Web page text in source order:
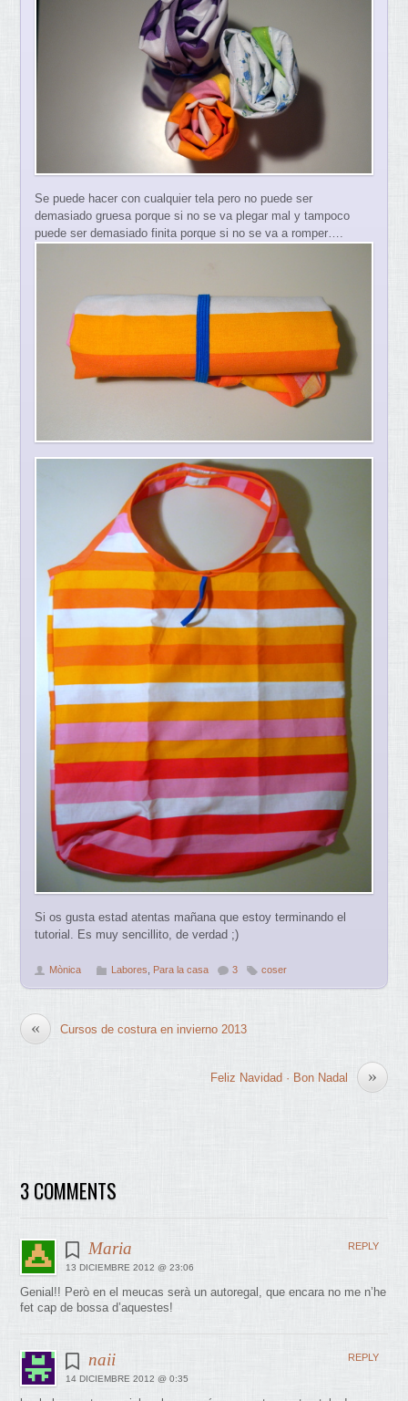
Se puede hacer con cualquier tela pero no puede ser
demasiado gruesa porque si no se va plegar mal y tampoco
puede ser demasiado finita porque si no se va a romper….
Si os gusta estad atentas mañana que estoy terminando el
tutorial. Es muy sencillito, de verdad ;)
Mònica Labores Para la casa 3 coser
« Cursos de costura en invierno 2013
»
Feliz Navidad · Bon Nadal
3 COMMENTS
Maria
13 DICIEMBRE 2012 @ 23:06
Genial!! Però en el meucas serà un autoregal, que encara no me n’he
fet cap de bossa d’aquestes!
REPLY
naii
14 DICIEMBRE 2012 @ 0:35
REPLY